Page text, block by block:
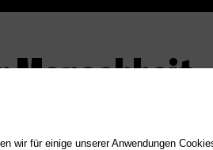
Menschheit
Cookie
wir für einige unserer Anwendungen